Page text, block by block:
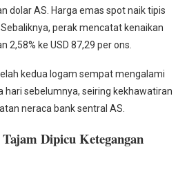
dolar AS. Harga emas spot naik tipis
Sebaliknya, perak mencatat kenaikan
2,58% ke USD 87,29 per ons.
kedua logam sempat mengalami
hari sebelumnya, seiring kekhawatiran
neraca bank sentral AS.
Dipicu Ketegangan